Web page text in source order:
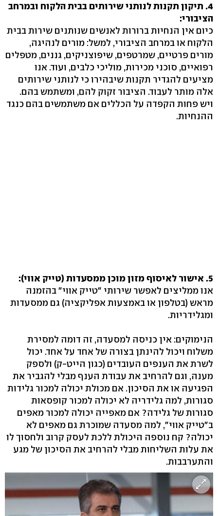
4. תיקון תקנות לנותני שירותים בבית הלקוח ובמרחב
הציבורי:
כיום אין הנחיות ברורות לאנשים שנותנים שירות בבית
הלקוח או במרחב הציבורי, למשל: מורים לנהיגה,
מורים פרטיים, שמרטפים, שיפוצניקים, גננים, מטפלים
רפואיים, סוכני מכירות, מוליכי כלבים, ועוד. אנו
מציעים להגדיר תקנות שיבהירו כי לנותני שירותים
אלה מותר לעבוד. הציבור זקוק להם, ומשתמש בהם.
ויש פחות הקפדה על הכללים אם משתמשים בהם כנגד
ההנחיות.
5. אישור לאיסוף מזון מוכן ממסעדות (טייק אווי):
אנו ממליצים לאפשר שירותי "טייק אווי" בהזמנה
מראש (בטלפון או באמצעות אפליקציה) גם ממסעדות
ומגלידריות.
הנימוקים: אין כניסה למסעדה, זה דומה למסירת
משלוח ויכול להינתן בצורה של אחד על אחד. יכול
לשרת את הענפים העובדים (כגון הייט-ק) ולספק
מענה, וגם להרחיב את עבודת הענף מבלי להגביר את
הפגיעה או את הסיכון. אם מכולת יכולה למכור גלידות
סגורות, למה גלידריה לא יכולה למכור קופסאות
סגורות של גלידה? אם מאפייה יכולה למכור מאפים
ב"טייק אווי", למה מסעדה שמוכרת גם מאפים לא
יכולה? קח נוספה היכולת ללכת לעסק קרוב ולחסוך לו
את עלות השליחות מבלי להרחיב את הסיכון של מגע
והתערבבות.